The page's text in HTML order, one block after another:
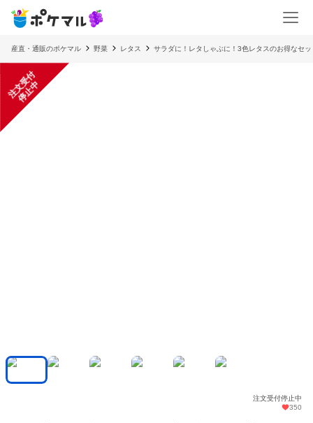
産直・通販のポケマル 野菜 レタス サラダに！レタしゃぶに！3色レタスのお得なセッ
注
文
受
付
停
止
中
注文受付停止中
350